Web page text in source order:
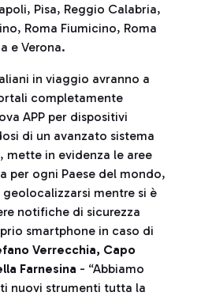
Pisa, Reggio Calabria,
Roma Fiumicino, Roma
e Verona.
in viaggio avranno a
completamente
APP per dispositivi
di un avanzato sistema
mette in evidenza le aree
per ogni Paese del mondo,
mentre si è
notifiche di sicurezza
smartphone in caso di
Verrecchia, Capo
Farnesina - “Abbiamo
nuovi strumenti tutta la